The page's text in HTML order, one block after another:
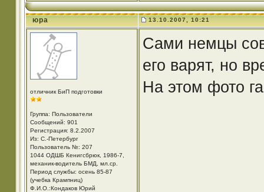
юра 13.10.2007, 10:21
отличник БиП подготовки
Группа: Пользователи
Сообщений: 901
Регистрация: 8.2.2007
Из: С.-Петербург
Пользователь №: 207
1044 ОДШБ Кенигсбрюк, 1986-7,
механик-водитель БМД, мл.ср.
Период службы: осень 85-87
(учебка Крампниц)
Ф.И.О.:Кондаков Юрий
Сами немцы
его варят, но
На этом фото